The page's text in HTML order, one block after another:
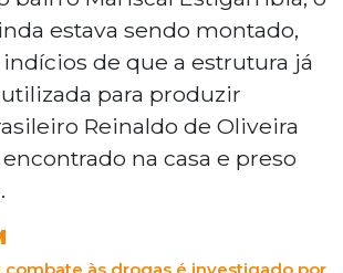
estava sendo montado,
de que a estrutura já
para produzir
Reinaldo de Oliveira
na casa e preso